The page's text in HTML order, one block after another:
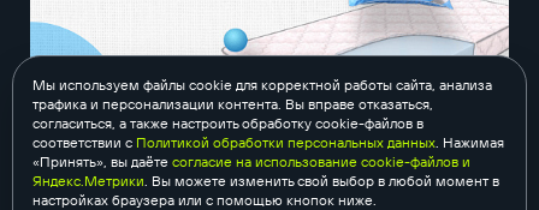
Реклама в Яндекс Директ для производства
домашнего текстиля
Мы используем файлы cookie для корректной работы сайта, анализа
трафика и персонализации контента. Вы вправе отказаться,
согласиться, а также настроить обработку cookie-файлов в
соответствии с Политикой обработки персональных данных. Нажимая
«Принять», вы даёте согласие на использование cookie-файлов и
Яндекс.Метрики. Вы можете изменить свой выбор в любой момент в
настройках браузера или с помощью кнопок ниже.